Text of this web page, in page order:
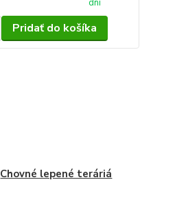
dní
Pridať do košíka
Chovné lepené teráriá